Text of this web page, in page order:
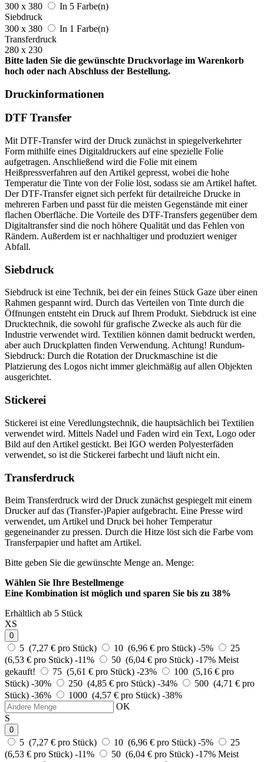
300 x 380
In 5 Farbe(n)
Siebdruck
300 x 380
In 1 Farbe(n)
Transferdruck
280 x 230
Bitte laden Sie die gewünschte Druckvorlage im Warenkorb
hoch oder nach Abschluss der Bestellung.
Druckinformationen
DTF Transfer
Mit DTF-Transfer wird der Druck zunächst in spiegelverkehrter
Form mithilfe eines Digitaldruckers auf eine spezielle Folie
aufgetragen. Anschließend wird die Folie mit einem
Heißpressverfahren auf den Artikel gepresst, wobei die hohe
Temperatur die Tinte von der Folie löst, sodass sie am Artikel haftet.
Der DTF-Transfer eignet sich perfekt für detailreiche Drucke in
mehreren Farben und passt für die meisten Gegenstände mit einer
flachen Oberfläche. Die Vorteile des DTF-Transfers gegenüber dem
Digitaltransfer sind die noch höhere Qualität und das Fehlen von
Rändern. Außerdem ist er nachhaltiger und produziert weniger
Abfall.
Siebdruck
Siebdruck ist eine Technik, bei der ein feines Stück Gaze über einen
Rahmen gespannt wird. Durch das Verteilen von Tinte durch die
Öffnungen entsteht ein Druck auf Ihrem Produkt. Siebdruck ist eine
Drucktechnik, die sowohl für grafische Zwecke als auch für die
Industrie verwendet wird. Textilien können damit bedruckt werden,
aber auch Druckplatten finden Verwendung. Achtung! Rundum-
Siebdruck: Durch die Rotation der Druckmaschine ist die
Platzierung des Logos nicht immer gleichmäßig auf allen Objekten
ausgerichtet.
Stickerei
Stickerei ist eine Veredlungstechnik, die hauptsächlich bei Textilien
verwendet wird. Mittels Nadel und Faden wird ein Text, Logo oder
Bild auf den Artikel gestickt. Bei IGO werden Polyesterfäden
verwendet, so ist die Stickerei farbecht und läuft nicht ein.
Transferdruck
Beim Transferdruck wird der Druck zunächst gespiegelt mit einem
Drucker auf das (Transfer-)Papier aufgebracht. Eine Presse wird
verwendet, um Artikel und Druck bei hoher Temperatur
gegeneinander zu pressen. Durch die Hitze löst sich die Farbe vom
Transferpapier und haftet am Artikel.
Bitte geben Sie die gewünschte Menge an. Menge:
Wählen Sie Ihre Bestellmenge
Eine Kombination ist möglich und sparen Sie bis zu 38%
Erhältlich ab 5 Stück
XS
0
5 (7,27 € pro Stück) 10 (6,96 € pro Stück) -5%
25
(6,53 € pro Stück) -11% 50 (6,04 € pro Stück) -17% Meist
gekauft!
75 (5,61 € pro Stück) -23%
100 (5,16 € pro
Stück) -30% 250 (4,85 € pro Stück) -34%
500 (4,71 € pro
Stück) -36% 1000 (4,57 € pro Stück) -38%
OK
S
0
5 (7,27 € pro Stück) 10 (6,96 € pro Stück) -5%
25
(6,53 € pro Stück) -11% 50 (6,04 € pro Stück) -17% Meist